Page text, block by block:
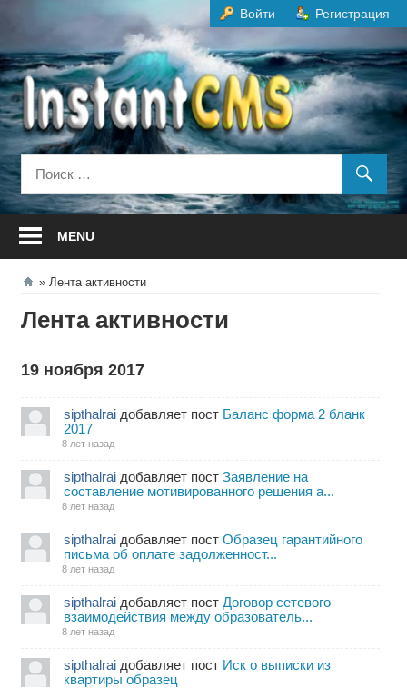
содержанию
Войти Регистрация
MENU
Лента активности
Лента активности
19 ноября 2017
sipthalraiдобавляет пост Баланс форма 2 бланк
2017
8 лет назад
sipthalraiдобавляет пост Заявление на
составление мотивированного решения а...
8 лет назад
sipthalraiдобавляет пост Образец гарантийного
письма об оплате задолженност...
8 лет назад
sipthalraiдобавляет пост Договор сетевого
взаимодействия между образователь...
8 лет назад
sipthalraiдобавляет пост Иск о выписки из
квартиры образец